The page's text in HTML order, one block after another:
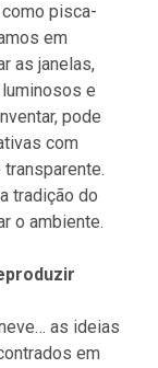
pisca-
em
as janelas,
e
pode
com
tradição do
o ambiente.
as ideias
em